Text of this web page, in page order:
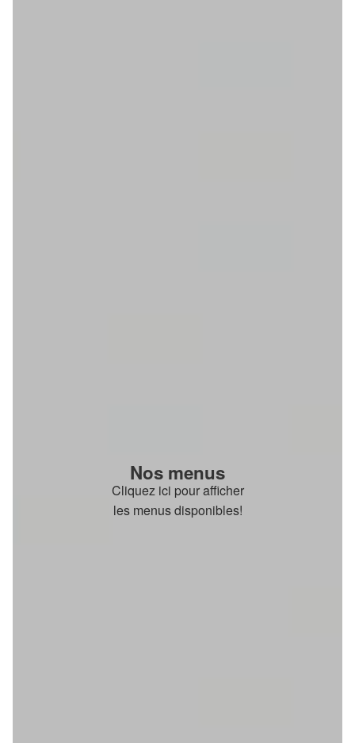
Nos menus
Cliquez ici pour afficher
les menus disponibles!